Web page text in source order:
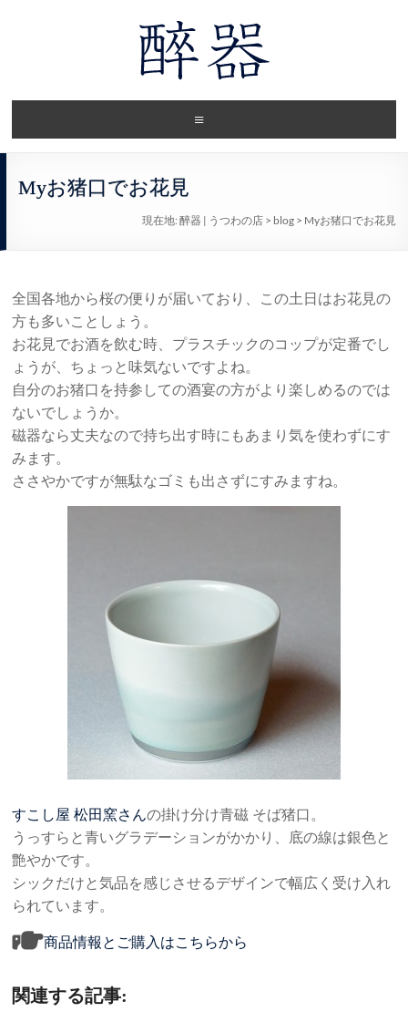
Myお猪口でお花見
現在地: 醉器 | うつわの店> blog> Myお猪口でお花見
全国各地から桜の便りが届いており、この土日はお花見の
方も多いことしょう。
お花見でお酒を飲む時、プラスチックのコップが定番でし
ょうが、ちょっと味気ないですよね。
自分のお猪口を持参しての酒宴の方がより楽しめるのでは
ないでしょうか。
磁器なら丈夫なので持ち出す時にもあまり気を使わずにす
みます。
ささやかですが無駄なゴミも出さずにすみますね。
すこし屋 松田窯さんの掛け分け青磁 そば猪口。
うっすらと青いグラデーションがかかり、底の線は銀色と
艶やかです。
シックだけと気品を感じさせるデザインで幅広く受け入れ
られています。
商品情報とご購入はこちらから
関連する記事: